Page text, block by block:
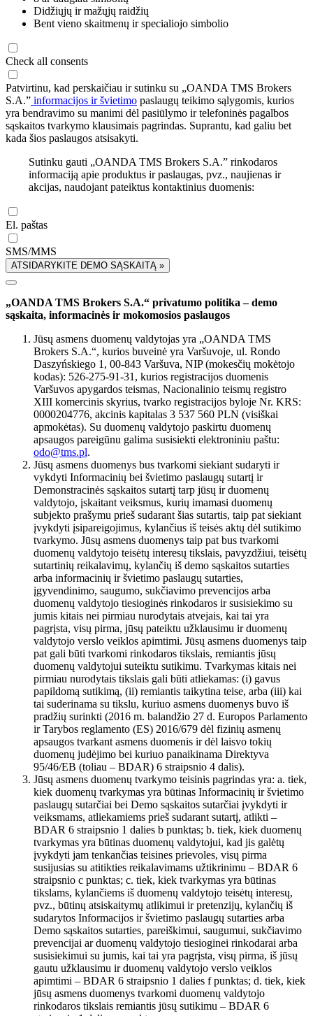
Didžiųjų ir mažųjų raidžių
Bent vieno skaitmenų ir specialiojo simbolio
Check all consents
Patvirtinu, kad perskaičiau ir sutinku su „OANDA TMS Brokers
S.A.” informacijos ir švietimo paslaugų teikimo sąlygomis, kurios
yra bendravimo su manimi dėl pasiūlymo ir telefoninės pagalbos
sąskaitos tvarkymo klausimais pagrindas. Suprantu, kad galiu bet
kada šios paslaugos atsisakyti.
Sutinku gauti „OANDA TMS Brokers S.A.” rinkodaros
informaciją apie produktus ir paslaugas, pvz., naujienas ir
akcijas, naudojant pateiktus kontaktinius duomenis:
El. paštas
SMS/MMS
ATSIDARYKITE DEMO SĄSKAITĄ »
„OANDA TMS Brokers S.A.“ privatumo politika – demo
sąskaita, informacinės ir mokomosios paslaugos
Jūsų asmens duomenų valdytojas yra „OANDA TMS
Brokers S.A.“, kurios buveinė yra Varšuvoje, ul. Rondo
Daszyńskiego 1, 00-843 Varšuva, NIP (mokesčių mokėtojo
kodas): 526-275-91-31, kurios registracijos duomenis
Varšuvos apygardos teismas, Nacionalinio teismų registro
XIII komercinis skyrius, tvarko registracijos byloje Nr. KRS:
0000204776, akcinis kapitalas 3 537 560 PLN (visiškai
apmokėtas). Su duomenų valdytojo paskirtu duomenų
apsaugos pareigūnu galima susisiekti elektroniniu paštu:
odo@tms.pl.
Jūsų asmens duomenys bus tvarkomi siekiant sudaryti ir
vykdyti Informacinių bei švietimo paslaugų sutartį ir
Demonstracinės sąskaitos sutartį tarp jūsų ir duomenų
valdytojo, įskaitant veiksmus, kurių imamasi duomenų
subjekto prašymu prieš sudarant šias sutartis, taip pat siekiant
įvykdyti įsipareigojimus, kylančius iš teisės aktų dėl sutikimo
tvarkymo. Jūsų asmens duomenys taip pat bus tvarkomi
duomenų valdytojo teisėtų interesų tikslais, pavyzdžiui, teisėtų
sutartinių reikalavimų, kylančių iš demo sąskaitos sutarties
arba informacinių ir švietimo paslaugų sutarties,
įgyvendinimo, saugumo, sukčiavimo prevencijos arba
duomenų valdytojo tiesioginės rinkodaros ir susisiekimo su
jumis kitais nei pirmiau nurodytais atvejais, kai tai yra
pagrįsta, visų pirma, jūsų pateiktu užklausimu ir duomenų
valdytojo verslo veiklos apimtimi. Jūsų asmens duomenys taip
pat gali būti tvarkomi rinkodaros tikslais, remiantis jūsų
duomenų valdytojui suteiktu sutikimu. Tvarkymas kitais nei
pirmiau nurodytais tikslais gali būti atliekamas: (i) gavus
papildomą sutikimą, (ii) remiantis taikytina teise, arba (iii) kai
tai suderinama su tikslu, kuriuo asmens duomenys buvo iš
pradžių surinkti (2016 m. balandžio 27 d. Europos Parlamento
ir Tarybos reglamento (ES) 2016/679 dėl fizinių asmenų
apsaugos tvarkant asmens duomenis ir dėl laisvo tokių
duomenų judėjimo bei kuriuo panaikinama Direktyva
95/46/EB (toliau – BDAR) 6 straipsnio 4 dalis).
Jūsų asmens duomenų tvarkymo teisinis pagrindas yra: a. tiek,
kiek duomenų tvarkymas yra būtinas Informacinių ir švietimo
paslaugų sutarčiai bei Demo sąskaitos sutarčiai įvykdyti ir
veiksmams, atliekamiems prieš sudarant sutartį, atlikti –
BDAR 6 straipsnio 1 dalies b punktas; b. tiek, kiek duomenų
tvarkymas yra būtinas duomenų valdytojui, kad jis galėtų
įvykdyti jam tenkančias teisines prievoles, visų pirma
susijusias su atitikties reikalavimams užtikrinimu – BDAR 6
straipsnio c punktas; c. tiek, kiek tvarkymas yra būtinas
tikslams, kylančiems iš duomenų valdytojo teisėtų interesų,
pvz., būtinų atsiskaitymų atlikimui ir pretenzijų, kylančių iš
sudarytos Informacijos ir švietimo paslaugų sutarties arba
Demo sąskaitos sutarties, pareiškimui, saugumui, sukčiavimo
prevencijai ar duomenų valdytojo tiesioginei rinkodarai arba
susisiekimui su jumis, kai tai yra pagrįsta, visų pirma, iš jūsų
gautu užklausimu ir duomenų valdytojo verslo veiklos
apimtimi – BDAR 6 straipsnio 1 dalies f punktas; d. tiek, kiek
jūsų asmens duomenys tvarkomi duomenų valdytojo
rinkodaros tikslais remiantis jūsų sutikimu – BDAR 6